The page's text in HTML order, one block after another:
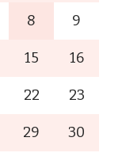
8 9
15 16
22 23
29 30